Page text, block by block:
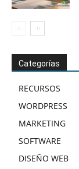
Categorías
RECURSOS
WORDPRESS
MARKETING
SOFTWARE
DISEÑO WEB